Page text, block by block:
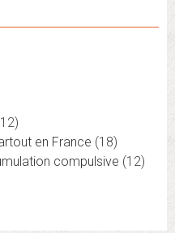
en France (18)
compulsive (12)